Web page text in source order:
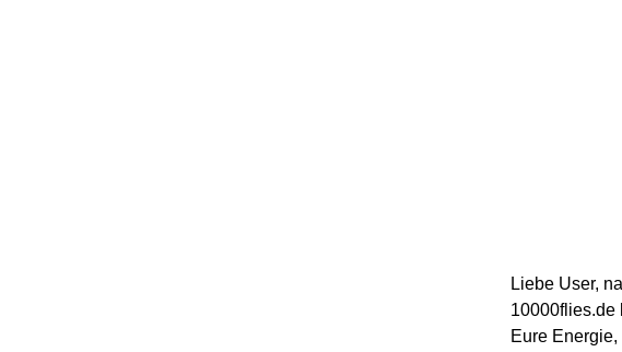
Liebe User,
10000flies.de
Eure